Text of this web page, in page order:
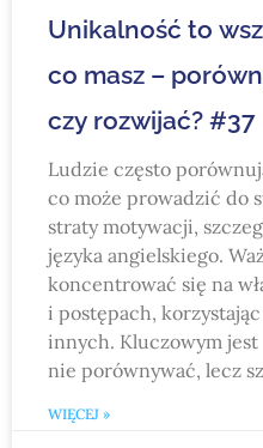
Unikalność to
co masz –
czy rozwijać? #37
Ludzie często
co może prowadzić do
straty motywacji,
języka angielskiego.
koncentrować się na
i postępach,
innych. Kluczowym jest
nie porównywać, lecz
WIĘCEJ »